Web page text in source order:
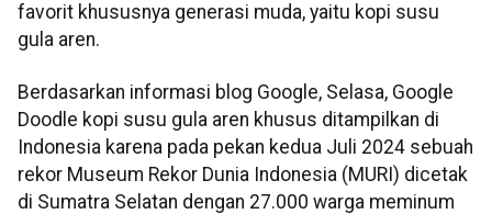
favorit khususnya generasi muda, yaitu kopi susu
gula aren.
Berdasarkan informasi blog Google, Selasa, Google
Doodle kopi susu gula aren khusus ditampilkan di
Indonesia karena pada pekan kedua Juli 2024 sebuah
rekor Museum Rekor Dunia Indonesia (MURI) dicetak
di Sumatra Selatan dengan 27.000 warga meminum